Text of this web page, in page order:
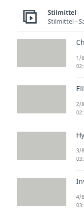
Die
die
der
im
eine
Stilmittel
Stilmittel -
1/
2/
3/
4/